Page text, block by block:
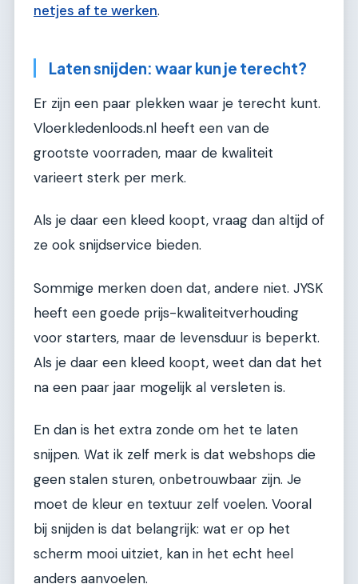
netjes af te werken.
Laten snijden: waar kun je terecht?
Er zijn een paar plekken waar je terecht kunt.
Vloerkledenloods.nl heeft een van de
grootste voorraden, maar de kwaliteit
varieert sterk per merk.
Als je daar een kleed koopt, vraag dan altijd of
ze ook snijdservice bieden.
Sommige merken doen dat, andere niet. JYSK
heeft een goede prijs-kwaliteitverhouding
voor starters, maar de levensduur is beperkt.
Als je daar een kleed koopt, weet dan dat het
na een paar jaar mogelijk al versleten is.
En dan is het extra zonde om het te laten
snijpen. Wat ik zelf merk is dat webshops die
geen stalen sturen, onbetrouwbaar zijn. Je
moet de kleur en textuur zelf voelen. Vooral
bij snijden is dat belangrijk: wat er op het
scherm mooi uitziet, kan in het echt heel
anders aanvoelen.